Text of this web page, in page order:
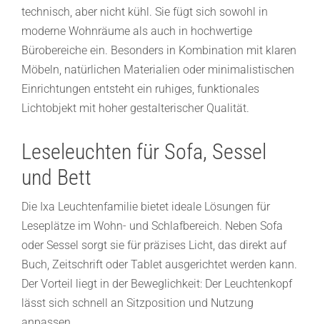
technisch, aber nicht kühl. Sie fügt sich sowohl in
moderne Wohnräume als auch in hochwertige
Bürobereiche ein. Besonders in Kombination mit klaren
Möbeln, natürlichen Materialien oder minimalistischen
Einrichtungen entsteht ein ruhiges, funktionales
Lichtobjekt mit hoher gestalterischer Qualität.
Leseleuchten für Sofa, Sessel
und Bett
Die Ixa Leuchtenfamilie bietet ideale Lösungen für
Leseplätze im Wohn- und Schlafbereich. Neben Sofa
oder Sessel sorgt sie für präzises Licht, das direkt auf
Buch, Zeitschrift oder Tablet ausgerichtet werden kann.
Der Vorteil liegt in der Beweglichkeit: Der Leuchtenkopf
lässt sich schnell an Sitzposition und Nutzung